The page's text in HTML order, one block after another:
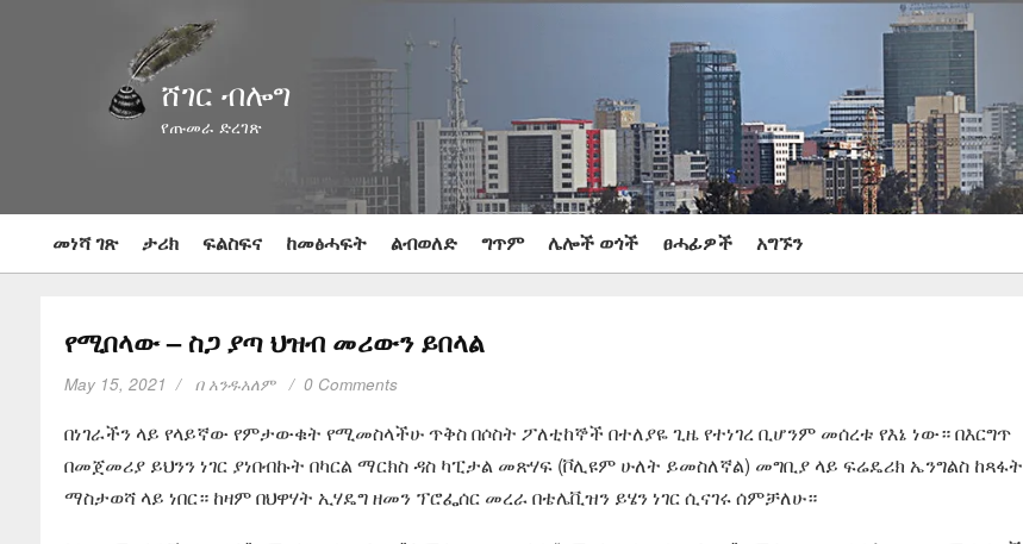
ሸገር ብሎግ
የጡመራ ድረገጽ
መነሻ ገጽ ታሪክ ፍልስፍና ከመፅሓፍት ልብወለድ ግጥም ሌሎች ወጎች ፀሓፊዎች አግኙን
የሚበላው – ስጋ ያጣ ህዝብ መሪውን ይበላል
May 15, 2021 በ አንዱአለም 0 Comments
በነገራችን ላይ የላይኛው የምታውቁት የሚመስላችሁ ጥቅስ በሶስት ፖለቲከኞች በተለያዬ ጊዜ የተነገረ ቢሆንም መሰረቱ የእኔ ነው። በእርግጥ
በመጀመሪያ ይህንን ነገር ያነበብኩት በካርል ማርክስ ዳስ ካፒታል መጽሃፍ (ቮሊዩም ሁለት ይመስለኛል) መግቢያ ላይ ፍሬዴሪክ ኤንግልስ ከጻፋት
ማስታወሻ ላይ ነበር። ከዛም በህዋሃት ኢሃዴግ ዘመን ፕሮፌሰር መረራ በቴሌቪዝን ይሄን ነገር ሲናገሩ ሰምቻለሁ።